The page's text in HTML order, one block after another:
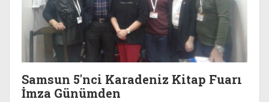
Samsun 5'nci Karadeniz Kitap Fuarı
İmza Günümden